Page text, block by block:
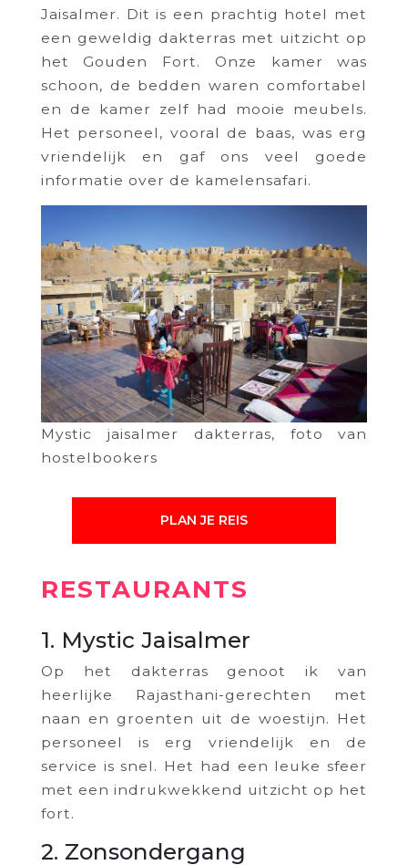
Jaisalmer. Dit is een prachtig hotel met
een geweldig dakterras met uitzicht op
het Gouden Fort. Onze kamer was
schoon, de bedden waren comfortabel
en de kamer zelf had mooie meubels.
Het personeel, vooral de baas, was erg
vriendelijk en gaf ons veel goede
informatie over de kamelensafari.
Mystic jaisalmer dakterras, foto van
hostelbookers
PLAN JE REIS
RESTAURANTS
1. Mystic Jaisalmer
Op het dakterras genoot ik van
heerlijke Rajasthani-gerechten met
naan en groenten uit de woestijn. Het
personeel is erg vriendelijk en de
service is snel. Het had een leuke sfeer
met een indrukwekkend uitzicht op het
fort.
2. Zonsondergang